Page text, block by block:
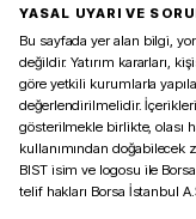
YASAL UYARI VE
Bu sayfada yer alan bilgi,
değildir. Yatırım kararları,
göre yetkili kurumlarla
değerlendirilmelidir.
gösterilmekle birlikte, olası
kullanımından doğabilecek
BIST isim ve logosu ile
telif hakları Borsa İstanbul